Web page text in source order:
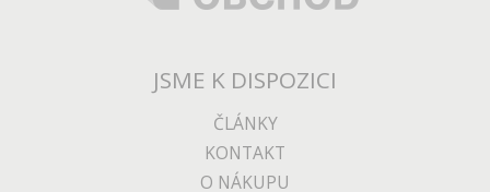
JSME K DISPOZICI
ČLÁNKY
KONTAKT
O NÁKUPU